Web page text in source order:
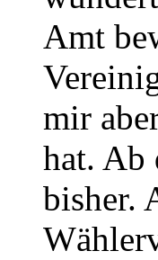
Amt
mir
hat. Ab
bisher.